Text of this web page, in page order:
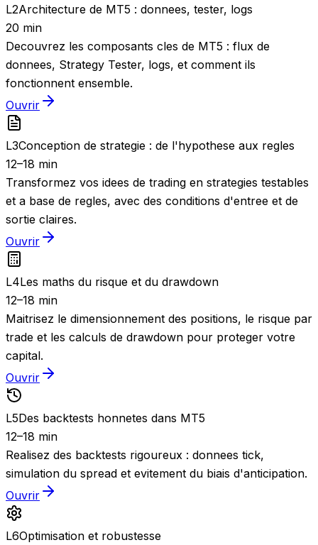
L2Architecture de MT5 : donnees, tester, logs
20 min
Decouvrez les composants cles de MT5 : flux de
donnees, Strategy Tester, logs, et comment ils
fonctionnent ensemble.
Ouvrir
L3Conception de strategie : de l'hypothese aux regles
12–18 min
Transformez vos idees de trading en strategies testables
et a base de regles, avec des conditions d'entree et de
sortie claires.
Ouvrir
L4Les maths du risque et du drawdown
12–18 min
Maitrisez le dimensionnement des positions, le risque par
trade et les calculs de drawdown pour proteger votre
capital.
Ouvrir
L5Des backtests honnetes dans MT5
12–18 min
Realisez des backtests rigoureux : donnees tick,
simulation du spread et evitement du biais d'anticipation.
Ouvrir
L6Optimisation et robustesse